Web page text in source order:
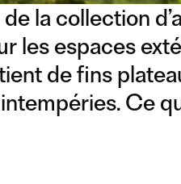
la collection
les espaces
de fins
Ce